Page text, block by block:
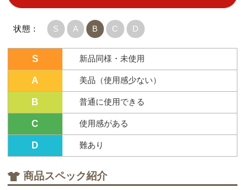
状態： S A B C D
S 新品同様・未使用
A 美品（使用感少ない）
B 普通に使用できる
C 使用感がある
D 難あり
商品スペック紹介